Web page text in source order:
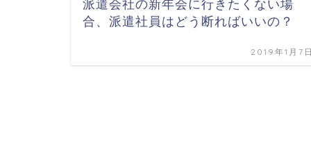
派遣会社の新年会に行きたくない場
合、派遣社員はどう断ればいいの？
2019年1月7